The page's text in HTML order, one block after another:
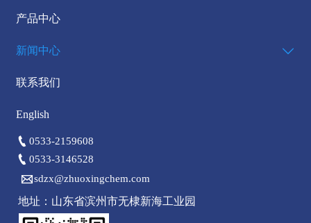
产品中心
新闻中心 
联系我们
English
 0533-2159608
0533-3146528
sdzx@zhuoxingchem.com
地址：山东省滨州市无棣新海工业园